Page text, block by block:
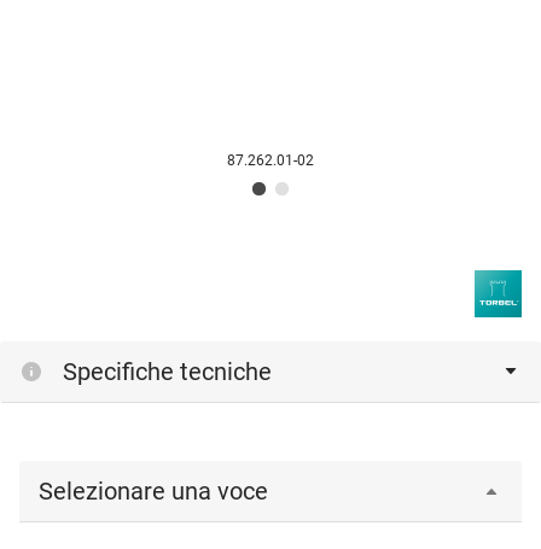
87.262.01-02
Specifiche tecniche
Selezionare una voce